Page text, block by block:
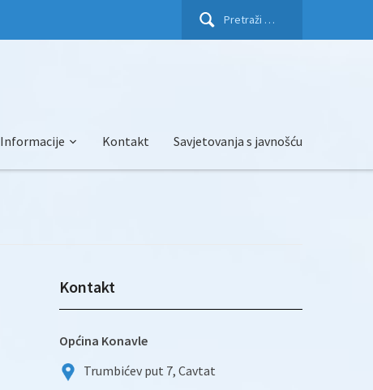
Pretraži:
Informacije Kontakt Savjetovanja s javnošću
Kontakt
Općina Konavle
Trumbićev put 7, Cavtat